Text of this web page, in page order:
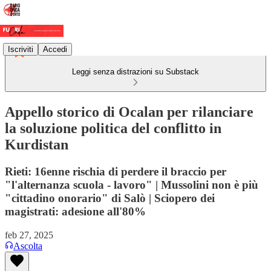
Iscriviti Accedi
Leggi senza distrazioni su Substack
Appello storico di Ocalan per rilanciare
la soluzione politica del conflitto in
Kurdistan
Rieti: 16enne rischia di perdere il braccio per
"l'alternanza scuola - lavoro" | Mussolini non è più
"cittadino onorario" di Salò | Sciopero dei
magistrati: adesione all'80%
feb 27, 2025
Ascolta